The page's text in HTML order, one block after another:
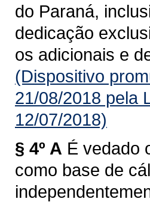
do Paraná,
dedicação
os adicionais e
(Dispositivo
21/08/2018 pela
12/07/2018)
§ 4º A É vedado
como base de